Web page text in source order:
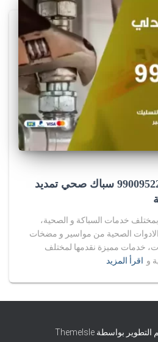
فني صحي العبدلي 99009522 سباك صحي تمديد
خدمات السباكة و الصحية،
الادوات الصحية من مواسير و مضخات
خدمات مميزة نقدمها لمختلف
و اقرأ المزيد
ThemeIsle